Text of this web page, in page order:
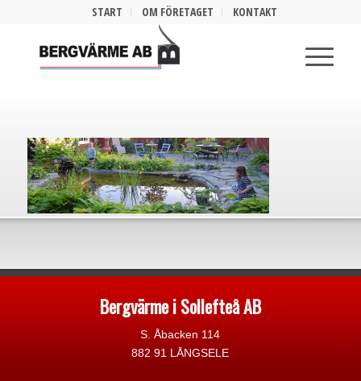
START OM FÖRETAGET KONTAKT
Bergvärme i Sollefteå AB
S. Åbacken 114
882 91 LÅNGSELE